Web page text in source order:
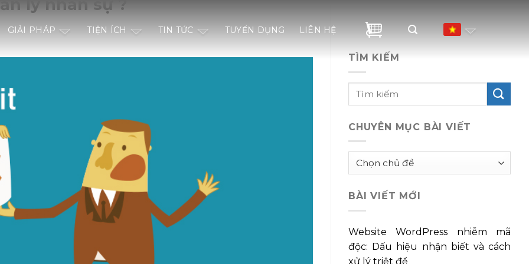
GIẢI PHÁP TIỆN ÍCH TIN TỨC TUYỂN DỤNG LIÊN HỆ
lý nhân sự ?
TÌM KIẾM
CHUYÊN MỤC BÀI VIẾT
Chuyên
viết
BÀI VIẾT MỚI
Website WordPress nhiễm mã
độc: Dấu hiệu nhận biết và cách
xử lý triệt để